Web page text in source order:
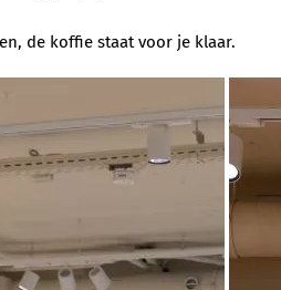
de koffie staat voor je klaar.